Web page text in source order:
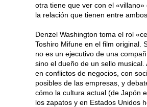
otra tiene que ver con el «villano»
la relación que tienen entre ambos.
Denzel Washington toma el rol
Toshiro Mifune en el film original.
no es un ejecutivo de una
sino el dueño de un sello musical.
en conflictos de negocios, con
posibles de las empresas, y
cómo la cultura actual (de Japón
los zapatos y en Estados Unidos